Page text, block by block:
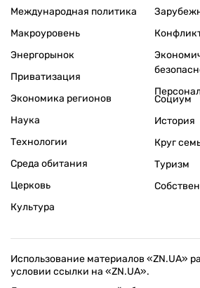
Международная политика
Макроуровень
Энергорынок
Приватизация
Экономика регионов
Наука
Технологии
Среда обитания
Церковь
Культура
Социум
История
Круг
Туризм
Использование материалов «ZN.UA»
условии ссылки на «ZN.UA».